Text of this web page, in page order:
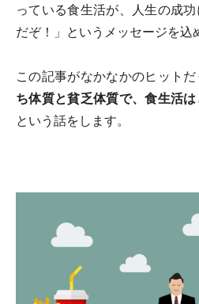
っている食生活が、人生の成
だぞ！」というメッセージを込
この記事がなかなかのヒット
ち体質と貧乏体質で、食生活は
という話をします。